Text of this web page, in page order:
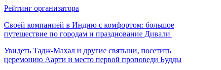
Рейтинг организатора
Своей компанией в Индию с комфортом: большое
путешествие по городам и празднование Дивали
Увидеть Тадж-Махал и другие святыни, посетить
церемонию Аарти и место первой проповеди Будды